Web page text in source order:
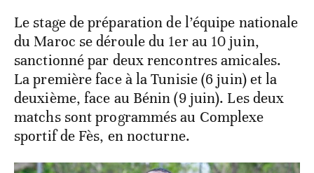
Le stage de préparation de l’équipe nationale
du Maroc se déroule du 1er au 10 juin,
sanctionné par deux rencontres amicales.
La première face à la Tunisie (6 juin) et la
deuxième, face au Bénin (9 juin). Les deux
matchs sont programmés au Complexe
sportif de Fès, en nocturne.